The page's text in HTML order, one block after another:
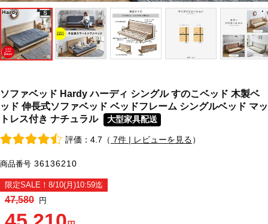
ソファベッド Hardy ハーディ シングル すのこベッド 木製ベ
ッド 伸長式ソファベッド ベッドフレーム シングルベッド マッ
トレス付き ナチュラル
大型家具配送
評価：4.7（ 7件 | レビューを見る）
商品番号 36136210
限定SALE！8/10(月)10:59迄
47,580 円